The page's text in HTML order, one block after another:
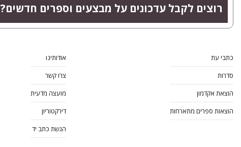
רוצים לקבל עדכונים על מבצעים וספרים חדשים?
כתבי עת
סדרות
הוצאת אקדמון
הוצאות ספרים מתארחות
אודותינו
צרו קשר
מועצה מדעית
דירקטוריון
הגשת כתב יד